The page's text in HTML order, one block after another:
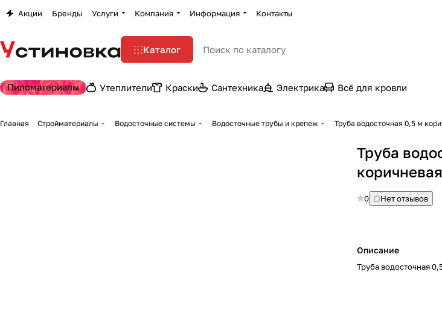
Акции Бренды Услуги Компания Информация Контакты
Каталог
Пиломатериалы Утеплители Краски Сантехника Электрика Всё для кровли
Главная Стройматериалы Водосточные системы Водосточные трубы и крепеж Труба водосточная 0,5 м
Труба
коричневая
0 Нет отзывов
Описание
Труба водосточная